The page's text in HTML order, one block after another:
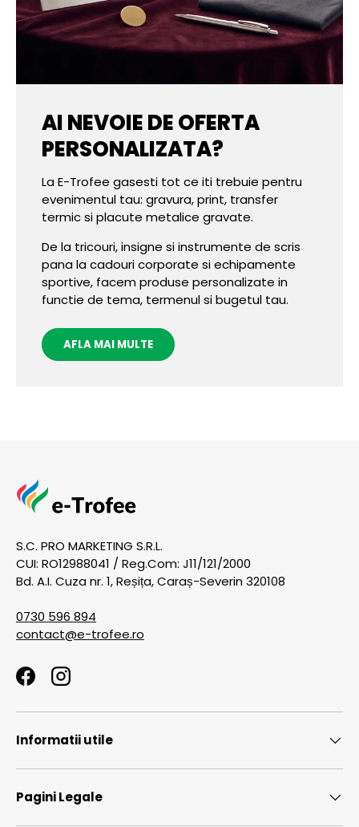
AI NEVOIE DE OFERTA
PERSONALIZATA?
La E-Trofee gasesti tot ce iti trebuie pentru
evenimentul tau: gravura, print, transfer
termic si placute metalice gravate.
De la tricouri, insigne si instrumente de scris
pana la cadouri corporate si echipamente
sportive, facem produse personalizate in
functie de tema, termenul si bugetul tau.
AFLA MAI MULTE
S.C. PRO MARKETING S.R.L.
CUI: RO12988041 / Reg.Com: J11/121/2000
Bd. A.I. Cuza nr. 1, Reșița, Caraș-Severin 320108
0730 596 894
contact@e-trofee.ro
FacebookInstagram
Informatii utile
Pagini Legale